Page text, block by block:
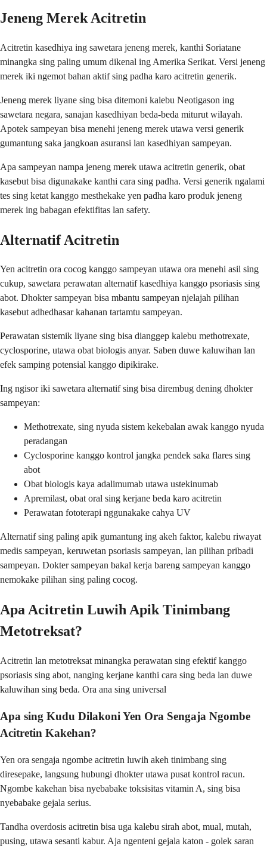
Jeneng Merek Acitretin
Acitretin kasedhiya ing sawetara jeneng merek, kanthi Soriatane
minangka sing paling umum dikenal ing Amerika Serikat. Versi jeneng
merek iki ngemot bahan aktif sing padha karo acitretin generik.
Jeneng merek liyane sing bisa ditemoni kalebu Neotigason ing
sawetara negara, sanajan kasedhiyan beda-beda miturut wilayah.
Apotek sampeyan bisa menehi jeneng merek utawa versi generik
gumantung saka jangkoan asuransi lan kasedhiyan sampeyan.
Apa sampeyan nampa jeneng merek utawa acitretin generik, obat
kasebut bisa digunakake kanthi cara sing padha. Versi generik ngalami
tes sing ketat kanggo mesthekake yen padha karo produk jeneng
merek ing babagan efektifitas lan safety.
Alternatif Acitretin
Yen acitretin ora cocog kanggo sampeyan utawa ora menehi asil sing
cukup, sawetara perawatan alternatif kasedhiya kanggo psoriasis sing
abot. Dhokter sampeyan bisa mbantu sampeyan njelajah pilihan
kasebut adhedhasar kahanan tartamtu sampeyan.
Perawatan sistemik liyane sing bisa dianggep kalebu methotrexate,
cyclosporine, utawa obat biologis anyar. Saben duwe kaluwihan lan
efek samping potensial kanggo dipikirake.
Ing ngisor iki sawetara alternatif sing bisa dirembug dening dhokter
sampeyan:
Methotrexate, sing nyuda sistem kekebalan awak kanggo nyuda
peradangan
Cyclosporine kanggo kontrol jangka pendek saka flares sing
abot
Obat biologis kaya adalimumab utawa ustekinumab
Apremilast, obat oral sing kerjane beda karo acitretin
Perawatan fototerapi nggunakake cahya UV
Alternatif sing paling apik gumantung ing akeh faktor, kalebu riwayat
medis sampeyan, keruwetan psoriasis sampeyan, lan pilihan pribadi
sampeyan. Dokter sampeyan bakal kerja bareng sampeyan kanggo
nemokake pilihan sing paling cocog.
Apa Acitretin Luwih Apik Tinimbang
Metotreksat?
Acitretin lan metotreksat minangka perawatan sing efektif kanggo
psoriasis sing abot, nanging kerjane kanthi cara sing beda lan duwe
kaluwihan sing beda. Ora ana sing universal
Apa sing Kudu Dilakoni Yen Ora Sengaja Ngombe
Acitretin Kakehan?
Yen ora sengaja ngombe acitretin luwih akeh tinimbang sing
diresepake, langsung hubungi dhokter utawa pusat kontrol racun.
Ngombe kakehan bisa nyebabake toksisitas vitamin A, sing bisa
nyebabake gejala serius.
Tandha overdosis acitretin bisa uga kalebu sirah abot, mual, mutah,
pusing, utawa sesanti kabur. Aja ngenteni gejala katon - golek saran